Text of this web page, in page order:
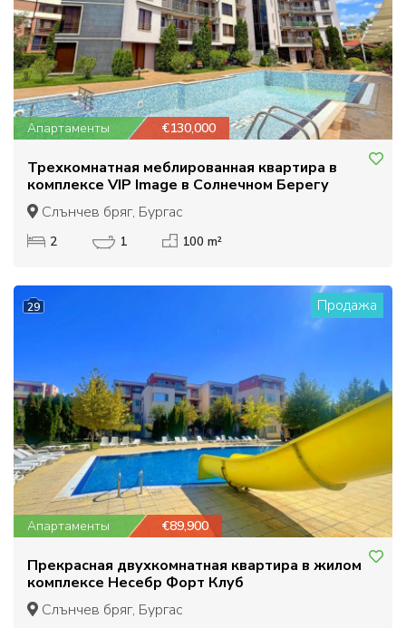
Апартаменты €130,000
Трехкомнатная меблированная квартира в
комплексе VIP Image в Солнечном Берегу
Слънчев бряг, Бургас
2 1 100 m²
29 Продажа
Апартаменты €89,900
Прекрасная двухкомнатная квартира в жилом
комплексе Несебр Форт Клуб
Слънчев бряг, Бургас